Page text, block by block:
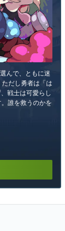
んで、ともに迷
だし勇者は「は
戦士は可愛らし
誰を救うのかを